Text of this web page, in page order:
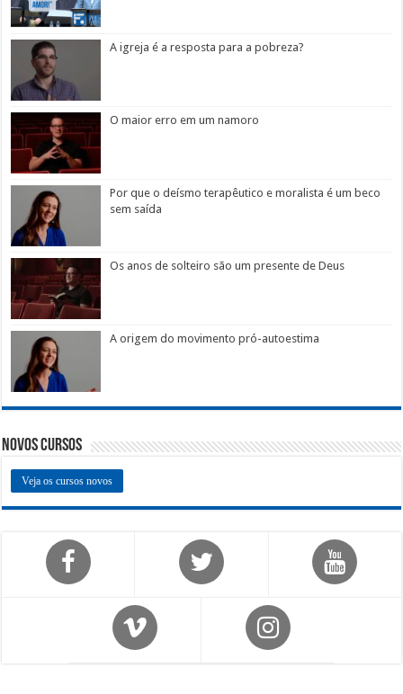
A igreja é a resposta para a pobreza?
O maior erro em um namoro
Por que o deísmo terapêutico e moralista é um beco
sem saída
Os anos de solteiro são um presente de Deus
A origem do movimento pró-autoestima
Novos Cursos
Veja os cursos novos